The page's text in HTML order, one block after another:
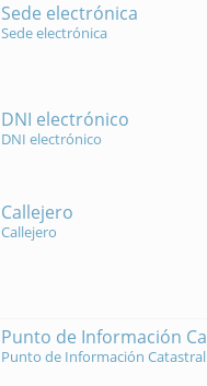
Sede electrónica
Sede electrónica
DNI electrónico
DNI electrónico
Callejero
Callejero
Punto de Información
Punto de Información Catastral